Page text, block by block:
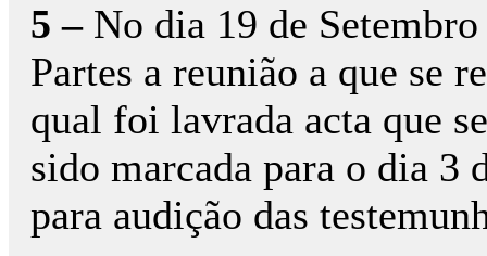
5 –No dia 19 de
Partes a reunião a que se
qual foi lavrada acta que
sido marcada para o dia 3
para audição das